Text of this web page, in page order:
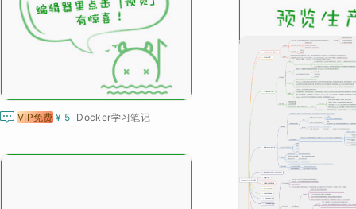
 VIP免费 ¥ 5 Docker学习笔记  VIP免费 ¥ 10Docker